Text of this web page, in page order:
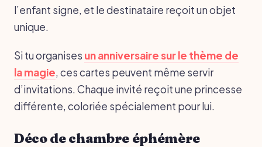
l’enfant signe, et le destinataire reçoit un objet
unique.
Si tu organises un anniversaire sur le thème de
la magie, ces cartes peuvent même servir
d’invitations. Chaque invité reçoit une princesse
différente, coloriée spécialement pour lui.
Déco de chambre éphémère